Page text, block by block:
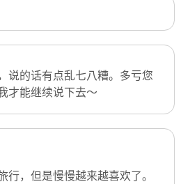
说的话有点乱七八糟。多亏您
才能继续说下去～
行，但是慢慢越来越喜欢了。